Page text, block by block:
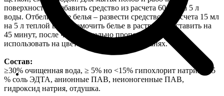
поверхностей разбавить средство из расчета 60 мл на 5 л
воды. Отбеливание белья – развести средство из расчета 15 мл
на 5 л теплой воды, замочить белье в растворе и оставить на
45 минут, после чего тщательно прополоскать. Не
использовать на цветных и деликатных тканях.
Состав:
≥30% очищенная вода, ≥ 5% но <15% гипохлорит натрия, < 5
% соль ЭДТА, анионные ПАВ, неионогенные ПАВ,
гидроксид натрия, отдушка.